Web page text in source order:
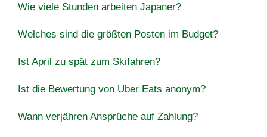
Wie viele Stunden arbeiten Japaner?
Welches sind die größten Posten im Budget?
Ist April zu spät zum Skifahren?
Ist die Bewertung von Uber Eats anonym?
Wann verjähren Ansprüche auf Zahlung?